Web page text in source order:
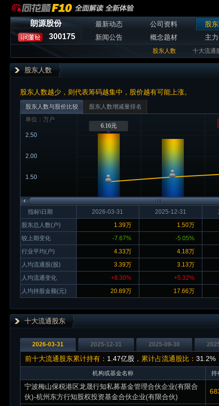
朗源股份
300175
最新动态 公司资料
股
新闻公告
概念题材 主
股东人数 十大流通
股东人数
股东人数越少，则代表筹码越集中，股价越有可能上涨。
股东人数与股价比较
股东人数增减量排名
单位：万户
1.50
2.00
2.50
6.16元
指标\日期
股东总人数(户)
较上期变化
行业平均(户)
人均流通股(股)
人均流通变化
人均持股金额(元)
2026-03-31 2025-12-31
1.39万
1.50万
-7.67%
-5.05%
4.33万
4.18万
3.39万
3.13万
+8.30%
+5.32%
20.89万
17.66万
十大流通股东
2026-03-31 2025-12-31 2025-09-30
前十大流通股东累计持有： 1.47亿股 ，累计占流通股比： 31.2%
机构或基金名称 持
宁波梅山保税港区龙晟行知私募基金管理合伙企业(有限合
伙)-杭州东方行知股权投资基金合伙企业(有限合伙)